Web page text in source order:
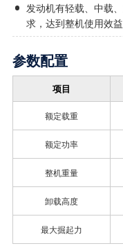
发动机有轻载、中载
求，达到整机使用效益
参数配置
项目
额定载重
额定功率
整机重量
卸载高度
最大掘起力